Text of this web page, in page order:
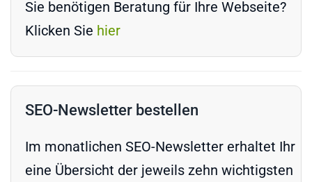
Sie benötigen Beratung für Ihre Webseite?
Klicken Sie hier
SEO-Newsletter bestellen
Im monatlichen SEO-Newsletter erhaltet Ihr
eine Übersicht der jeweils zehn wichtigsten